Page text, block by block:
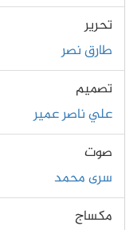
تحرير
طارق نصر
تصميم
علي ناصر عمير
صوت
سرى محمد
مكساج